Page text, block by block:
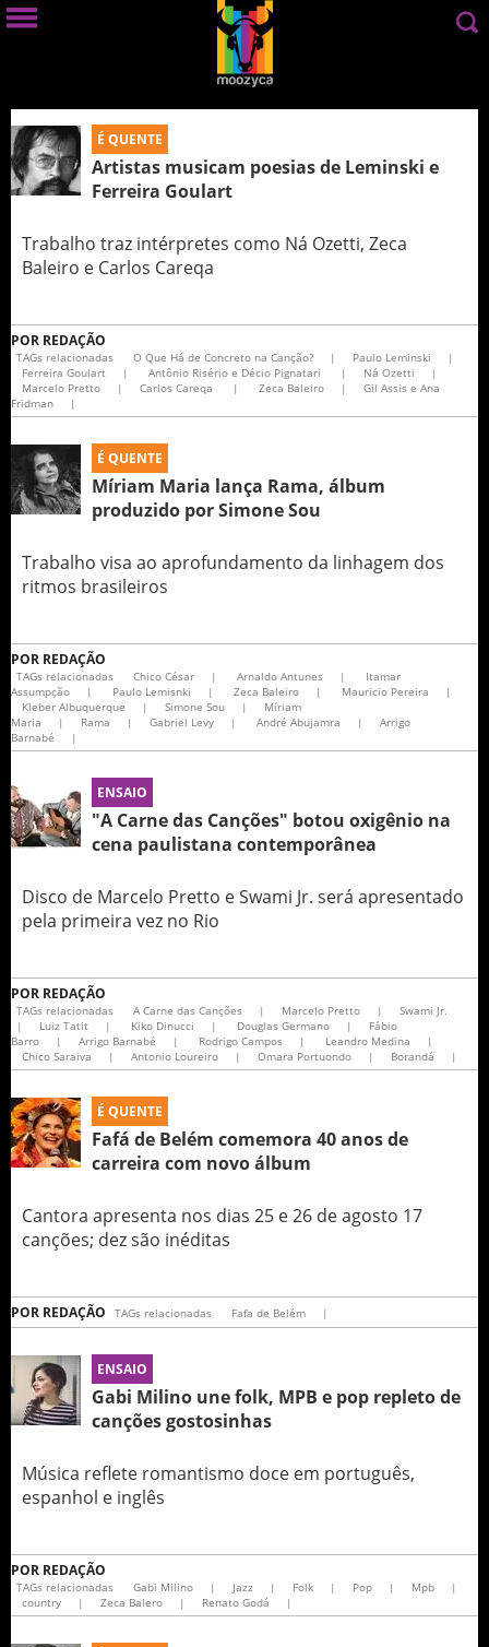
É QUENTE
Artistas musicam poesias de Leminski e
Ferreira Goulart
Trabalho traz intérpretes como Ná Ozetti, Zeca
Baleiro e Carlos Careqa
POR REDAÇÃO
TAGs relacionadas O Que Há de Concreto na Canção? | Paulo Leminski
|
Ferreira Goulart
| Antônio Risério e Décio Pignatari | Ná Ozetti
|
Marcelo Pretto
| Carlos Careqa | Zeca Baleiro |
Gil Assis e Ana
Fridman
|
É QUENTE
Míriam Maria lança Rama, álbum
produzido por Simone Sou
Trabalho visa ao aprofundamento da linhagem dos
ritmos brasileiros
POR REDAÇÃO
TAGs relacionadas Chico César | Arnaldo Antunes |
Itamar
Assumpção
| Paulo Lemisnki | Zeca Baleiro | Mauricio Pereira
|
Kleber Albuquerque
| Simone Sou |
Míriam
Maria
| Rama | Gabriel Levy | André Abujamra |
Arrigo
Barnabé
|
ENSAIO
"A Carne das Canções" botou oxigênio na
cena paulistana contemporânea
Disco de Marcelo Pretto e Swami Jr. será apresentado
pela primeira vez no Rio
POR REDAÇÃO
TAGs relacionadas A Carne das Canções | Marcelo Pretto |
Swami Jr.
|
Luiz Tatit | Kiko Dinucci | Douglas Germano |
Fábio
Barro
| Arrigo Barnabé | Rodrigo Campos | Leandro Medina
|
Chico Saraiva
| Antonio Loureiro | Omara Portuondo | Borandá |
É QUENTE
Fafá de Belém comemora 40 anos de
carreira com novo álbum
Cantora apresenta nos dias 25 e 26 de agosto 17
canções; dez são inéditas
POR REDAÇÃO TAGs relacionadas Fafa de Belém |
ENSAIO
Gabi Milino une folk, MPB e pop repleto de
canções gostosinhas
Música reflete romantismo doce em português,
espanhol e inglês
POR REDAÇÃO
TAGs relacionadas Gabi Milino | Jazz | Folk | Pop | Mpb
|
country
| Zeca Balero | Renato Godá |